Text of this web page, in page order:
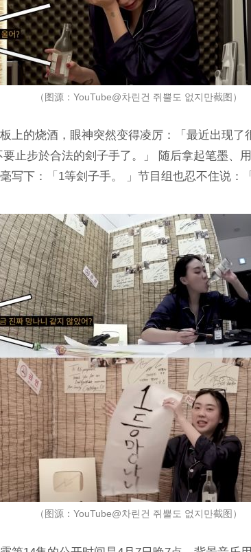
（图源：YouTube@차린건 쥐뿔도 없지만截图）
上的烧酒，眼神突然变得凌厉：「最近出现了
止步於合法的刽子手了。」 随后拿起笔墨、
写下：「1等刽子手。 」节目组也忍不住说：
（图源：YouTube@차린건 쥐뿔도 없지만截图）